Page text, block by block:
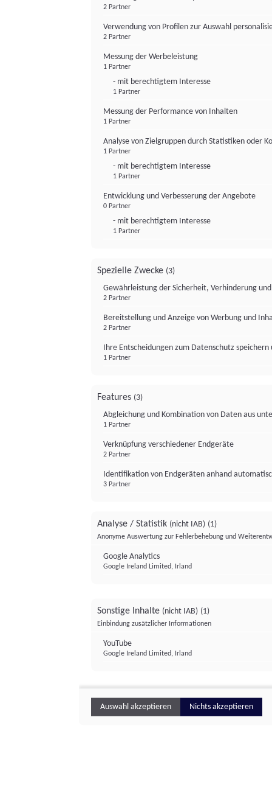
2 Partner
Verwendung von Profilen zur Auswahl
2 Partner
Messung der Werbeleistung
1 Partner
- mit berechtigtem Interesse
1 Partner
Messung der Performance von Inhalten
1 Partner
Analyse von Zielgruppen durch Statistiken oder
1 Partner
- mit berechtigtem Interesse
1 Partner
Entwicklung und Verbesserung der Angebote
0 Partner
- mit berechtigtem Interesse
1 Partner
Spezielle Zwecke (3)
Gewährleistung der Sicherheit, Verhinderung
2 Partner
Bereitstellung und Anzeige von Werbung und
2 Partner
Ihre Entscheidungen zum Datenschutz
1 Partner
Features (3)
Abgleichung und Kombination von Daten aus
1 Partner
Verknüpfung verschiedener Endgeräte
2 Partner
Identifikation von Endgeräten anhand
3 Partner
Analyse / Statistik (nicht IAB) (1)
Anonyme Auswertung zur Fehlerbehebung und
Google Analytics
Google Ireland Limited, Irland
Sonstige Inhalte (nicht IAB) (1)
Einbindung zusätzlicher Informationen
YouTube
Google Ireland Limited, Irland
Auswahl akzeptieren Nichts akzeptieren